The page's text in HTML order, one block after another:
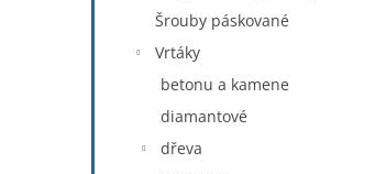
Šrouby páskované
Vrtáky
betonu a kamene
diamantové
dřeva